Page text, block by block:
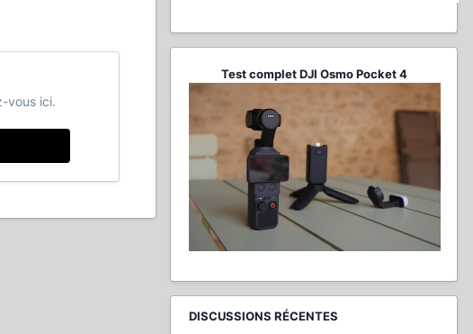
vous ici.
Test complet DJI Osmo Pocket 4
DISCUSSIONS RÉCENTES